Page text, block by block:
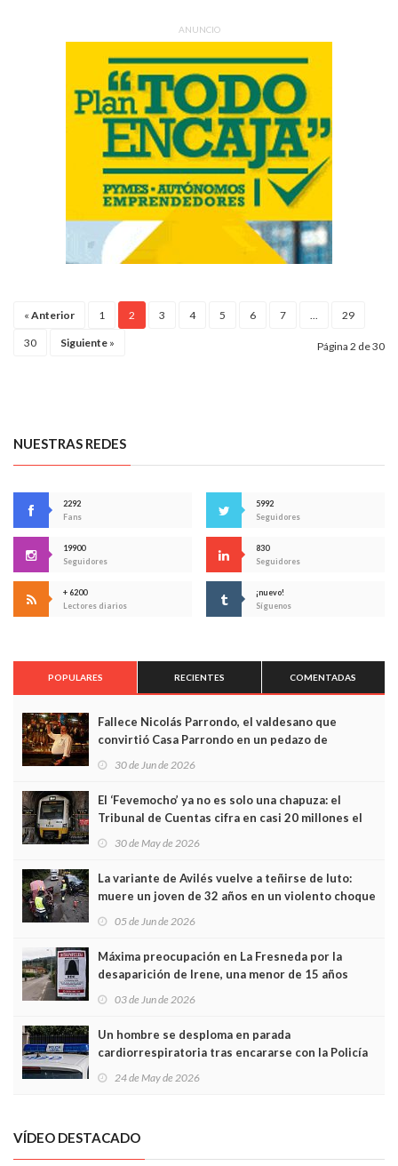
ANUNCIO
« Anterior 1 2 3 4 5 6 7 ... 29
30 Siguiente » Página 2 de 30
NUESTRAS REDES
2292
Fans
5992
Seguidores
19900
Seguidores
830
Seguidores
+ 6200
Lectores diarios
¡nuevo!
Síguenos
POPULARES RECIENTES COMENTADAS
Fallece Nicolás Parrondo, el valdesano que
convirtió Casa Parrondo en un pedazo de
Asturias en Madrid
30 de Jun de 2026
El ‘Fevemocho’ ya no es solo una chapuza: el
Tribunal de Cuentas cifra en casi 20 millones el
sobrecoste de los trenes que no cabían por los
30 de May de 2026
La variante de Avilés vuelve a teñirse de luto:
muere un joven de 32 años en un violento choque
frontal
05 de Jun de 2026
Máxima preocupación en La Fresneda por la
desaparición de Irene, una menor de 15 años
03 de Jun de 2026
Un hombre se desploma en parada
cardiorrespiratoria tras encararse con la Policía
Local en Luanco
24 de May de 2026
VÍDEO DESTACADO